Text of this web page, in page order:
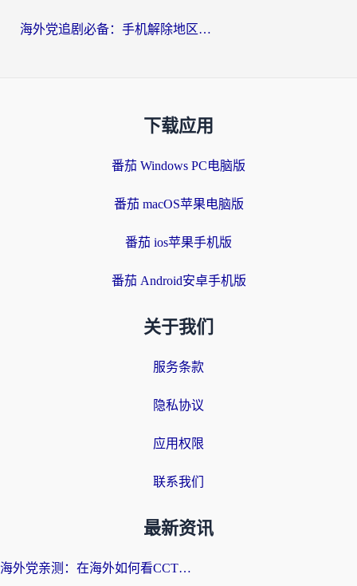
海外党追剧必备：手机解除地区限制app怎么选？解决央视视频&国内剧地区限制全指南
下载应用
番茄 Windows PC电脑版
番茄 macOS苹果电脑版
番茄 ios苹果手机版
番茄 Android安卓手机版
关于我们
服务条款
隐私协议
应用权限
联系我们
最新资讯
海外党亲测：在海外如何看CCTV？告别“仅限大陆播放”的实用指南